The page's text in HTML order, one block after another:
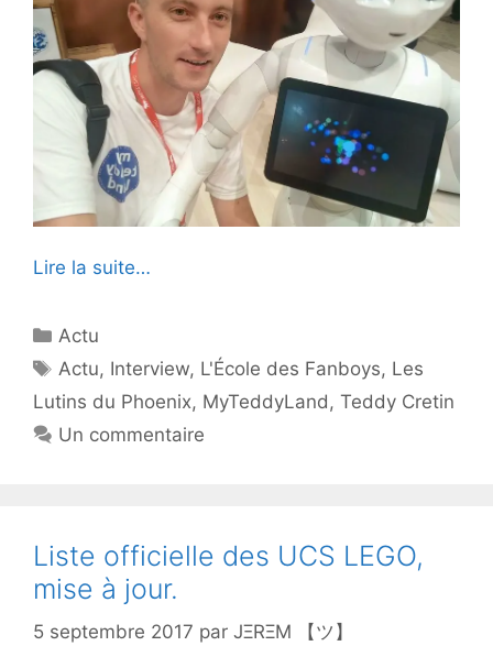
Lire la suite…
Catégories
Actu
Étiquettes
Actu, Interview, L'École des Fanboys, Les
Lutins du Phoenix, MyTeddyLand, Teddy Cretin
Un commentaire
Liste officielle des UCS LEGO,
mise à jour.
5 septembre 2017 par JΞRΞM 【ツ】